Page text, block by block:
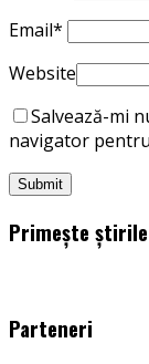
Email*
Website
Salvează-mi
navigator
Primește
Parteneri